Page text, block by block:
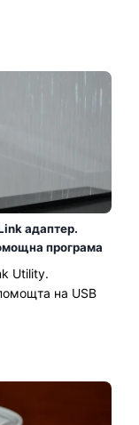
адаптер.
програма
Utility.
на USB